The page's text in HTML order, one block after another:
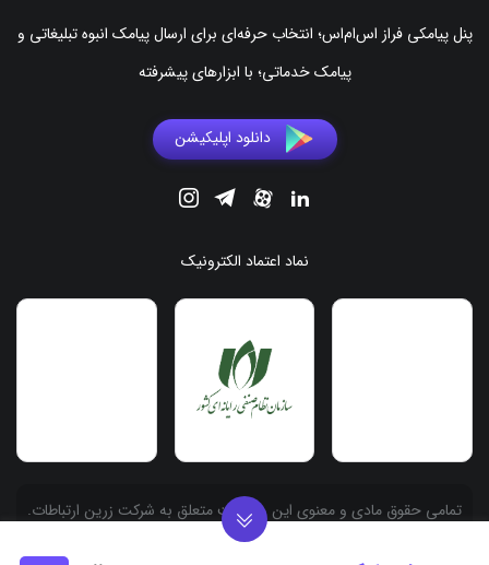
پنل پیامکی فراز اس‌ام‌اس؛ انتخاب حرفه‌ای برای ارسال پیامک انبوه تبلیغاتی و
پیامک خدماتی؛ با ابزارهای پیشرفته
دانلود اپلیکیشن
نماد اعتماد الکترونیک
.تمامی حقوق مادی و معنوی این وبسایت متعلق به شرکت زرین ارتباطات
آسیا به شماره ثبت 558486 می باشد